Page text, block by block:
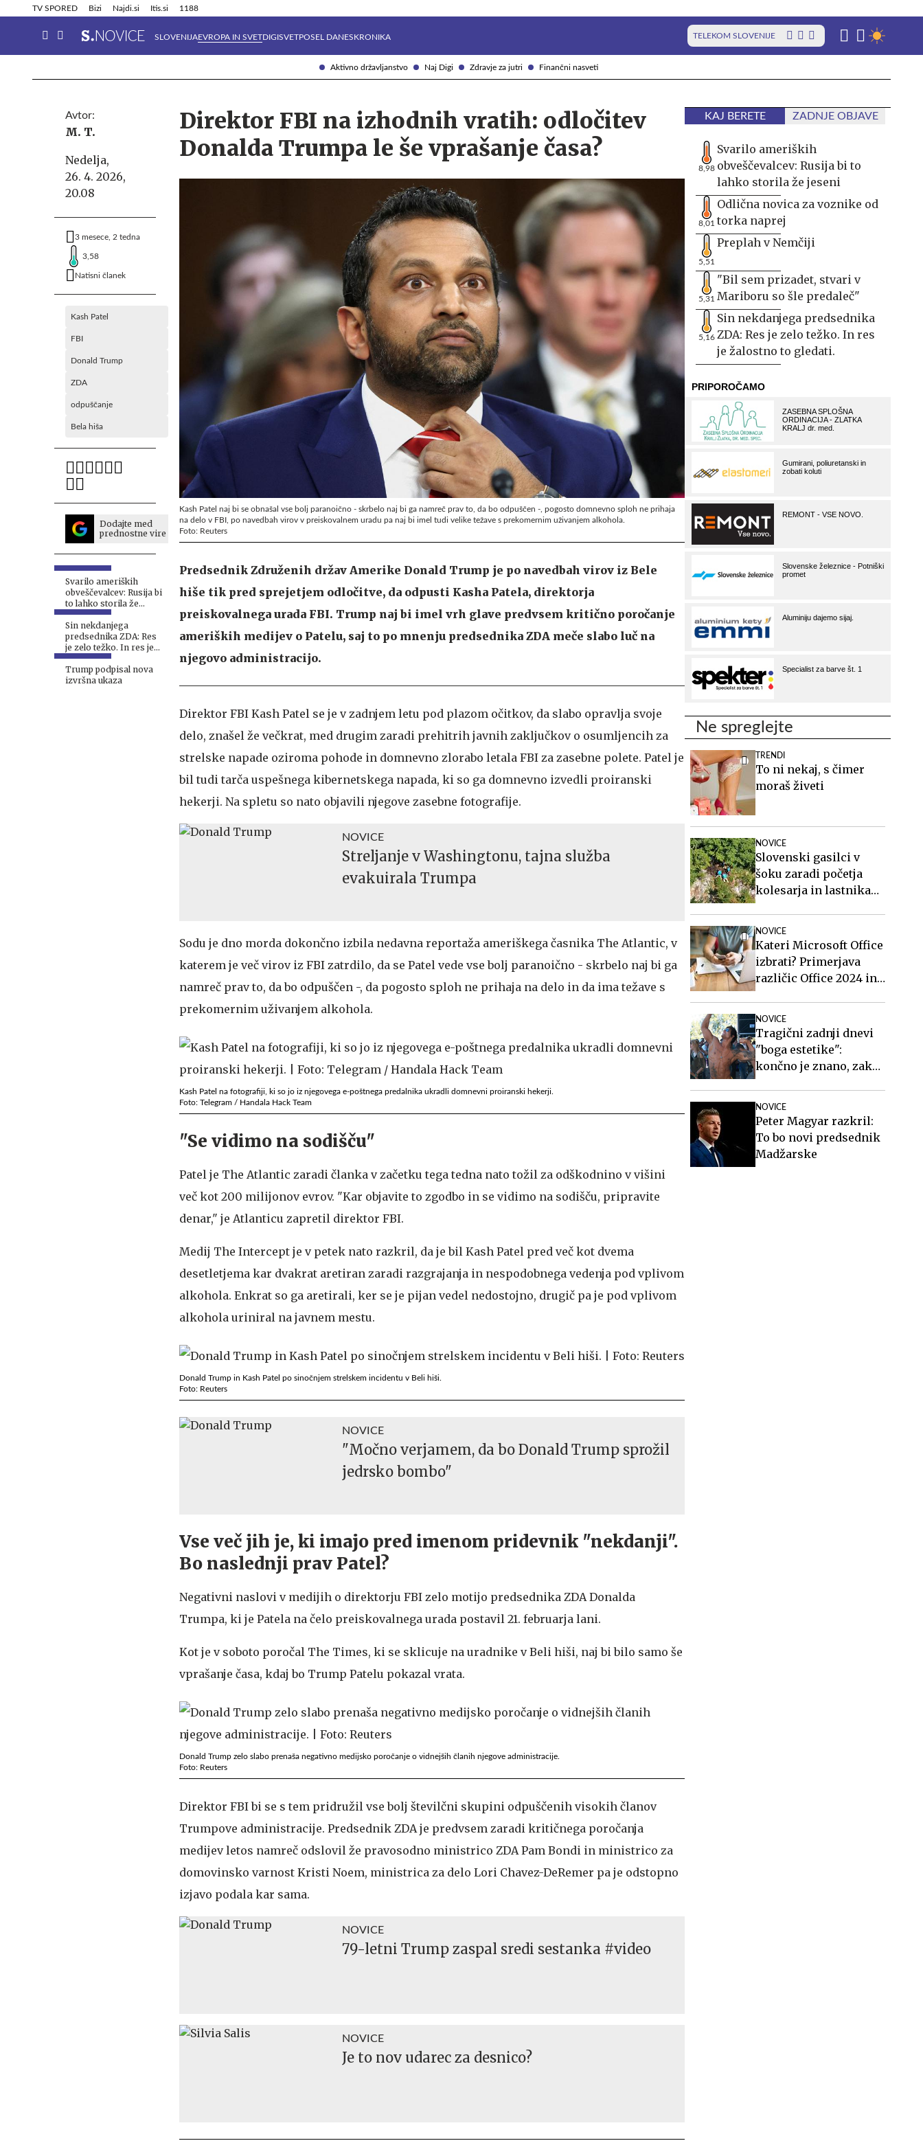
Aktivno državljanstvo Naj Digi Zdravje za jutri Finančni nasveti
TV SPORED Bizi Najdi.si Itis.si 1188
SLOVENIJAEVROPA IN SVETDIGISVETPOSEL DANESKRONIKA TELEKOM SLOVENIJE
Info in obvestila Tehnik
Avtor:
M. T.
Nedelja,
26. 4. 2026,
20.08
3 mesece, 2 tedna
3,58
Natisni članek
Kash Patel
FBI
Donald Trump
ZDA
odpuščanje
Bela hiša
Dodajte med
prednostne vire
Svarilo ameriških
obveščevalcev: Rusija bi
to lahko storila že
jeseni
Sin nekdanjega
predsednika ZDA: Res
je zelo težko. In res je
žalostno to gledati.
Trump podpisal nova
izvršna ukaza
Direktor FBI na izhodnih vratih: odločitev
Donalda Trumpa le še vprašanje časa?
Kash Patel naj bi se obnašal vse bolj paranoično - skrbelo naj bi ga namreč prav to, da bo odpuščen -, pogosto domnevno sploh ne prihaja
na delo v FBI, po navedbah virov v preiskovalnem uradu pa naj bi imel tudi velike težave s prekomernim uživanjem alkohola.
Foto: Reuters
Predsednik Združenih držav Amerike Donald Trump je po navedbah virov iz Bele
hiše tik pred sprejetjem odločitve, da odpusti Kasha Patela, direktorja
preiskovalnega urada FBI. Trump naj bi imel vrh glave predvsem kritično poročanje
ameriških medijev o Patelu, saj to po mnenju predsednika ZDA meče slabo luč na
njegovo administracijo.
Direktor FBI Kash Patel se je v zadnjem letu pod plazom očitkov, da slabo opravlja svoje
delo, znašel že večkrat, med drugim zaradi prehitrih javnih zaključkov o osumljencih za
strelske napade oziroma pohode in domnevno zlorabo letala FBI za zasebne polete. Patel je
bil tudi tarča uspešnega kibernetskega napada, ki so ga domnevno izvedli proiranski
hekerji. Na spletu so nato objavili njegove zasebne fotografije.
NOVICE
Streljanje v Washingtonu, tajna služba
evakuirala Trumpa
Sodu je dno morda dokončno izbila nedavna reportaža ameriškega časnika The Atlantic, v
katerem je več virov iz FBI zatrdilo, da se Patel vede vse bolj paranoično - skrbelo naj bi ga
namreč prav to, da bo odpuščen -, da pogosto sploh ne prihaja na delo in da ima težave s
prekomernim uživanjem alkohola.
Kash Patel na fotografiji, ki so jo iz njegovega e-poštnega predalnika ukradli domnevni proiranski hekerji.
Foto: Telegram / Handala Hack Team
"Se vidimo na sodišču"
Patel je The Atlantic zaradi članka v začetku tega tedna nato tožil za odškodnino v višini
več kot 200 milijonov evrov. "Kar objavite to zgodbo in se vidimo na sodišču, pripravite
denar," je Atlanticu zapretil direktor FBI.
Medij The Intercept je v petek nato razkril, da je bil Kash Patel pred več kot dvema
desetletjema kar dvakrat aretiran zaradi razgrajanja in nespodobnega vedenja pod vplivom
alkohola. Enkrat so ga aretirali, ker se je pijan vedel nedostojno, drugič pa je pod vplivom
alkohola uriniral na javnem mestu.
Donald Trump in Kash Patel po sinočnjem strelskem incidentu v Beli hiši.
Foto: Reuters
NOVICE
"Močno verjamem, da bo Donald Trump sprožil
jedrsko bombo"
Vse več jih je, ki imajo pred imenom pridevnik "nekdanji".
Bo naslednji prav Patel?
Negativni naslovi v medijih o direktorju FBI zelo motijo predsednika ZDA Donalda
Trumpa, ki je Patela na čelo preiskovalnega urada postavil 21. februarja lani.
Kot je v soboto poročal The Times, ki se sklicuje na uradnike v Beli hiši, naj bi bilo samo še
vprašanje časa, kdaj bo Trump Patelu pokazal vrata.
Donald Trump zelo slabo prenaša negativno medijsko poročanje o vidnejših članih njegove administracije.
Foto: Reuters
Direktor FBI bi se s tem pridružil vse bolj številčni skupini odpuščenih visokih članov
Trumpove administracije. Predsednik ZDA je predvsem zaradi kritičnega poročanja
medijev letos namreč odslovil že pravosodno ministrico ZDA Pam Bondi in ministrico za
domovinsko varnost Kristi Noem, ministrica za delo Lori Chavez-DeRemer pa je odstopno
izjavo podala kar sama.
NOVICE
79-letni Trump zaspal sredi sestanka #video
NOVICE
Je to nov udarec za desnico?
KAJ BERETE ZADNJE OBJAVE
8,98
Svarilo ameriških
obveščevalcev: Rusija bi to
lahko storila že jeseni
8,01
Odlična novica za voznike od
torka naprej
5,51
Preplah v Nemčiji
5,31
"Bil sem prizadet, stvari v
Mariboru so šle predaleč"
5,16
Sin nekdanjega predsednika
ZDA: Res je zelo težko. In res
je žalostno to gledati.
Ne spreglejte
TRENDI
To ni nekaj, s čimer
moraš živeti
NOVICE
Slovenski gasilci v
šoku zaradi početja
kolesarja in lastnika
NOVICE
Kateri Microsoft Office
izbrati? Primerjava
različic Office 2024 in
NOVICE
Tragični zadnji dnevi
"boga estetike":
končno je znano, zakaj
NOVICE
Peter Magyar razkril:
To bo novi predsednik
Madžarske